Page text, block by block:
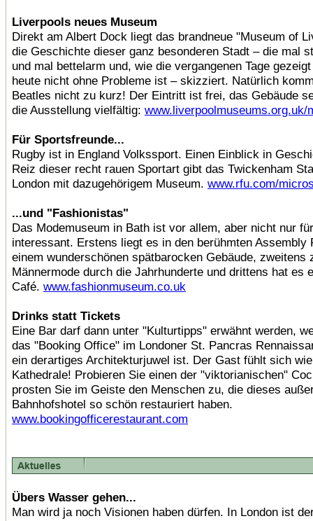
Liverpools neues Museum
Direkt am Albert Dock liegt das brandneue "Museum of
die Geschichte dieser ganz besonderen Stadt – die mal
und mal bettelarm und, wie die vergangenen Tage
heute nicht ohne Probleme ist – skizziert. Natürlich
Beatles nicht zu kurz! Der Eintritt ist frei, das Gebäude
die Ausstellung vielfältig: www.liverpoolmuseums.org.uk/
Für Sportsfreunde...
Rugby ist in England Volkssport. Einen Einblick in
Reiz dieser recht rauen Sportart gibt das Twickenham
London mit dazugehörigem Museum. www.rfu.com/
...und "Fashionistas"
Das Modemuseum in Bath ist vor allem, aber nicht nur
interessant. Erstens liegt es in den berühmten Assembly
einem wunderschönen spätbarocken Gebäude, zweitens
Männermode durch die Jahrhunderte und drittens hat es
Café. www.fashionmuseum.co.uk
Drinks statt Tickets
Eine Bar darf dann unter "Kulturtipps" erwähnt werden,
das "Booking Office" im Londoner St. Pancras
ein derartiges Architekturjuwel ist. Der Gast fühlt sich
Kathedrale! Probieren Sie einen der "viktorianischen"
prosten Sie im Geiste den Menschen zu, die dieses
Bahnhofshotel so schön restauriert haben.
www.bookingofficerestaurant.com
Übers Wasser gehen...
Man wird ja noch Visionen haben dürfen. In London ist